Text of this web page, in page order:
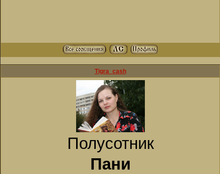
Tigra_cash
Полусотник
Пани